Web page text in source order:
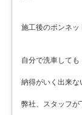
施工後のボンネ
自分で洗車しても
納得がいく出来
弊社、スタッフが